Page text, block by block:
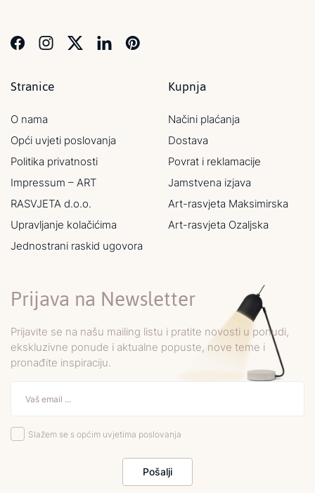
Stranice
O nama
Opći uvjeti poslovanja
Politika privatnosti
Impressum – ART
RASVJETA d.o.o.
Upravljanje kolačićima
Jednostrani raskid ugovora
Kupnja
Načini plaćanja
Dostava
Povrat i reklamacije
Jamstvena izjava
Art-rasvjeta Maksimirska
Art-rasvjeta Ozaljska
Prijava na Newsletter
Prijavite se na našu mailing listu i pratite novosti u ponudi,
ekskluzivne ponude i aktualne popuste, nove teme i
pronađite inspiraciju.
Slažem se s općim uvjetima poslovanja
Pošalji